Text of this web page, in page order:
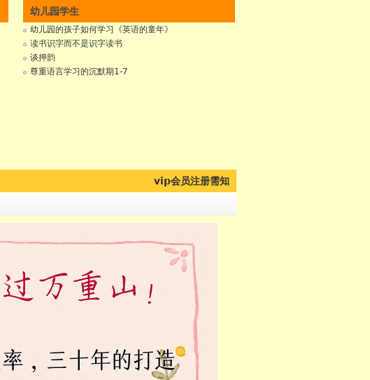
幼儿园学生
幼儿园的孩子如何学习《英语的童年》
读书识字而不是识字读书
谈押韵
尊重语言学习的沉默期1-7
vip会员注册需知